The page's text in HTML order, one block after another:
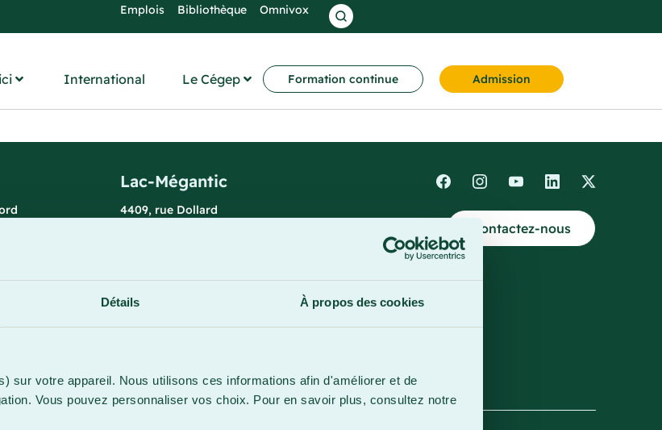
Détails À propos des cookies
sur votre appareil. Nous utilisons ces informations afin d'améliorer et de
Vous pouvez personnaliser vos choix. Pour en savoir plus, consultez notre
Emplois Bibliothèque Omnivox
International Le Cégep Formation continue Admission
Lac-Mégantic
4409, rue Dollard
819 583-5432
Contactez-nous